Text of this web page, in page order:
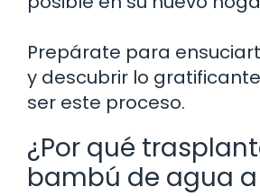
Prepárate para
y descubrir lo
ser este proceso.
¿Por qué
bambú de agua